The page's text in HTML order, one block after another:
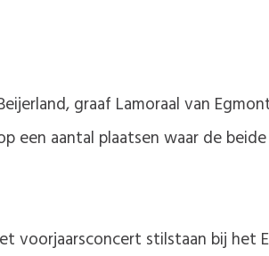
graaf Lamoraal van
aantal plaatsen waar de
voorjaarsconcert stilstaan bij